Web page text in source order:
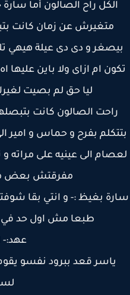
الكل راح الصالون أما
متغيرش عن زمان كانت
و دى دى عيلة هيهي
ام ازاى ولا باين عليها
ليا حق لم بصيت لغيرك
راحت الصالون كانت
بفرح و حماس و امير الى
الى عينيه على مراته
مفرقتش بعض من
بغيظ :- و انتي بقا شوفتي
طبعا مش اول حد في
عهد:-
ياسر قعد ببرود نفسو